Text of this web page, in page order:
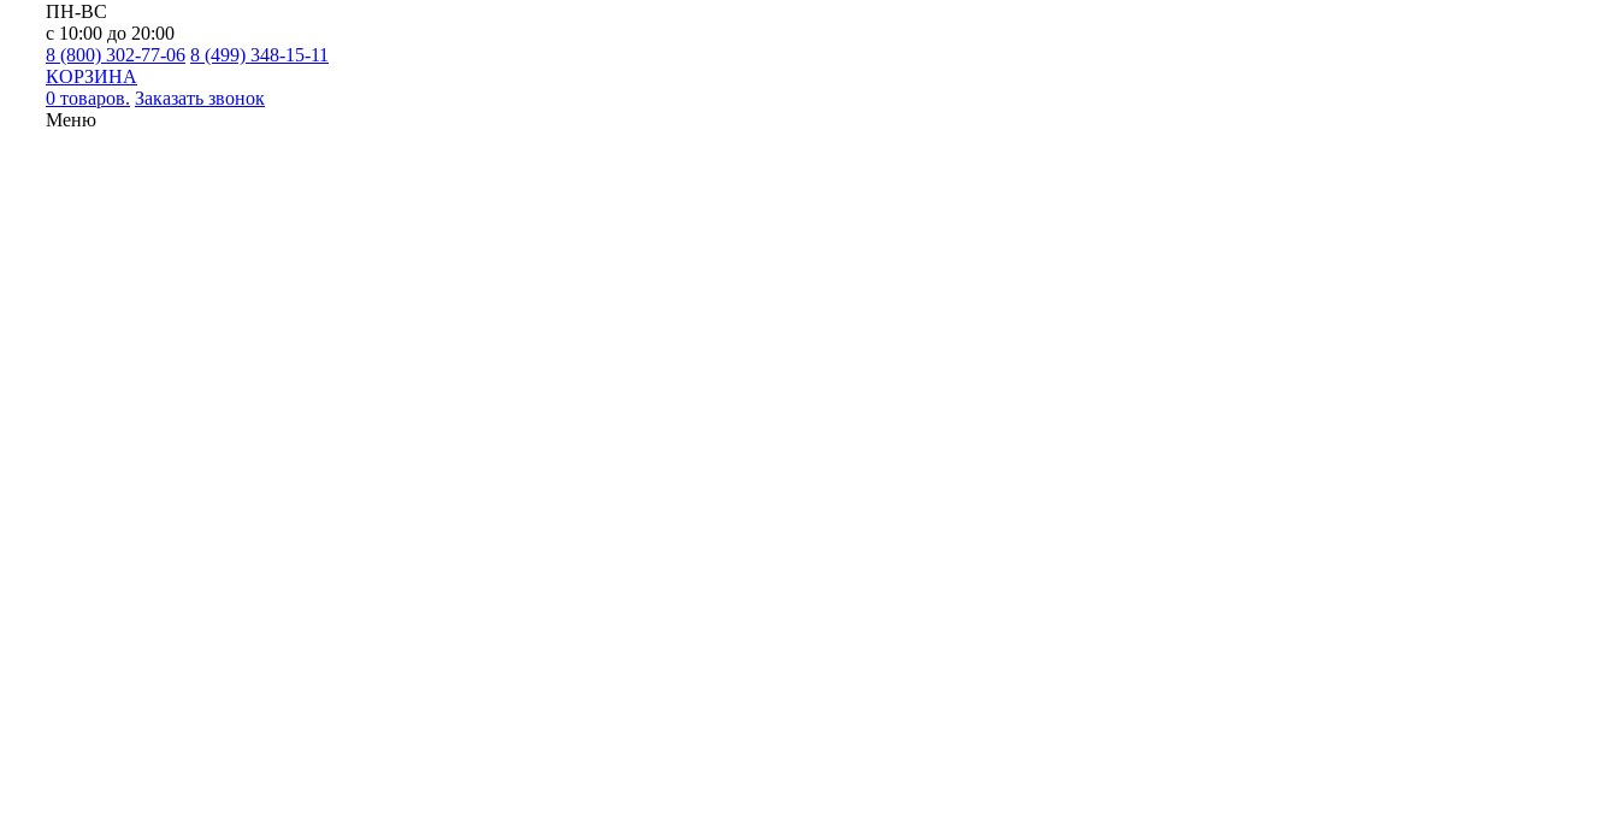
ПН-ВС
с 10:00 до 20:00
8 (800) 302-77-06 8 (499) 348-15-11
КОРЗИНА
0 товаров. Заказать звонок
Меню